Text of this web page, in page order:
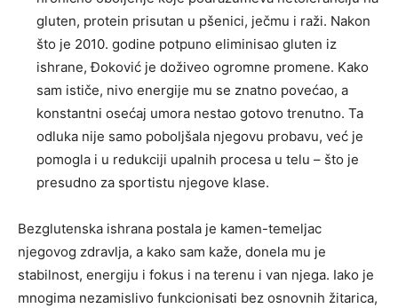
gluten, protein prisutan u pšenici, ječmu i raži. Nakon
što je 2010. godine potpuno eliminisao gluten iz
ishrane, Đoković je doživeo ogromne promene. Kako
sam ističe, nivo energije mu se znatno povećao, a
konstantni osećaj umora nestao gotovo trenutno. Ta
odluka nije samo poboljšala njegovu probavu, već je
pomogla i u redukciji upalnih procesa u telu – što je
presudno za sportistu njegove klase.
Bezglutenska ishrana postala je kamen-temeljac
njegovog zdravlja, a kako sam kaže, donela mu je
stabilnost, energiju i fokus i na terenu i van njega. Iako je
mnogima nezamislivo funkcionisati bez osnovnih žitarica,